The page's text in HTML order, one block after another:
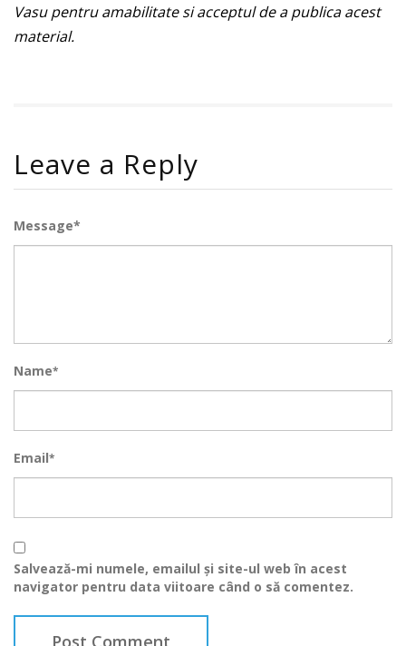
Vasu pentru amabilitate si acceptul de a publica acest
material.
Leave a Reply
Message*
Name*
Email*
Salvează-mi numele, emailul și site-ul web în acest
navigator pentru data viitoare când o să comentez.